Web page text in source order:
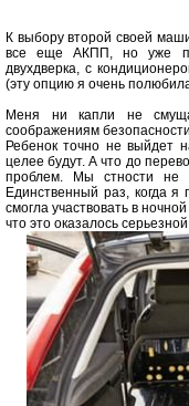
К выбору второй своей
все еще АКПП, но уже
двухдверка, с
(эту опцию я очень
Меня ни капли не
соображениям
Ребенок точно не выйдет
целее будут. А что до
проблем. Мы стности не
Единственный раз, когда
смогла участвовать в
что это оказалось